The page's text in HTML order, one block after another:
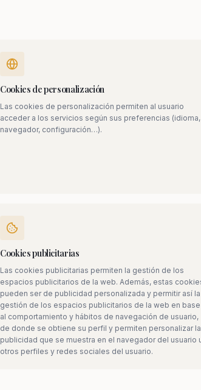
Cookies de personalización
Las cookies de personalización permiten al usuario
acceder a los servicios según sus preferencias (idioma,
navegador, configuración…).
Cookies publicitarias
Las cookies publicitarias permiten la gestión de los
espacios publicitarios de la web. Además, estas
pueden ser de publicidad personalizada y permitir así la
gestión de los espacios publicitarios de la web en base
al comportamiento y hábitos de navegación de usuario,
de donde se obtiene su perfil y permiten personalizar la
publicidad que se muestra en el navegador del usuario
otros perfiles y redes sociales del usuario.